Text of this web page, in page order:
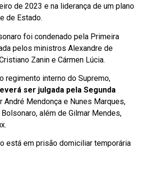
de 2023 e na liderança de um plano
de Estado.
foi condenado pela Primeira
pelos ministros Alexandre de
Zanin e Cármen Lúcia.
regimento interno do Supremo,
ser julgada pela Segunda
André Mendonça e Nunes Marques,
além de Gilmar Mendes,
está em prisão domiciliar temporária